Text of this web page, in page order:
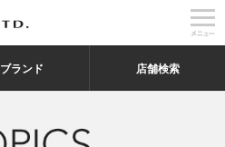
ブランド 店舗検索